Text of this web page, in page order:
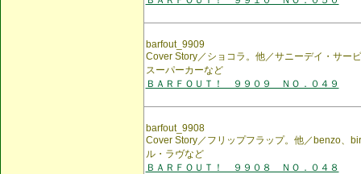
barfout_9909
Cover Story／ショコラ。他／サニーデイ・サー
スーパーカーなど
ＢＡＲＦＯＵＴ！ ９９０９ ＮＯ．０４９
barfout_9908
Cover Story／フリップフラップ。他／benzo、
ル・ラヴなど
ＢＡＲＦＯＵＴ！ ９９０８ ＮＯ．０４８